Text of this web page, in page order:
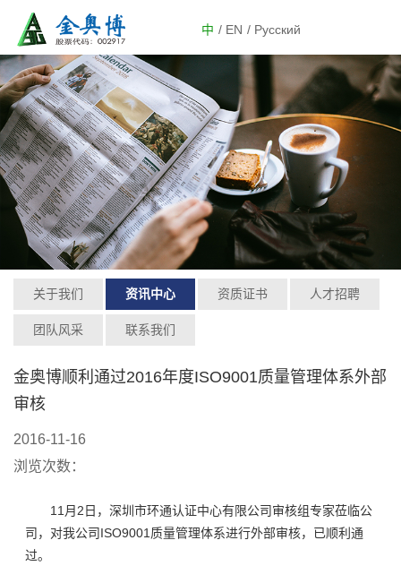
/ Русский
/ EN
中
关于我们 资讯中心 资质证书 人才招聘
团队风采 联系我们
金奥博顺利通过2016年度ISO9001质量管理体系外部
审核
2016-11-16
浏览次数：
11月2日，深圳市环通认证中心有限公司审核组专家莅临公
司，对我公司ISO9001质量管理体系进行外部审核，已顺利通
过。